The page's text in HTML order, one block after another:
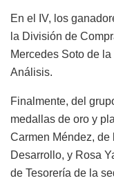
En el IV, los
la División de
Mercedes Soto de
Análisis.
Finalmente, del
medallas de oro y
Carmen Méndez,
Desarrollo, y Rosa
de Tesorería de la